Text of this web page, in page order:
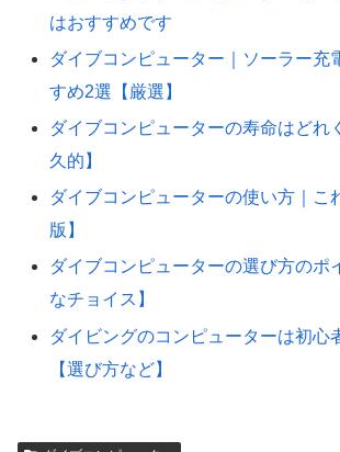
はおすすめです
ダイブコンピューター｜ソーラー充
すめ2選【厳選】
ダイブコンピューターの寿命はどれ
久的】
ダイブコンピューターの使い方｜こ
版】
ダイブコンピューターの選び方のポ
なチョイス】
ダイビングのコンピューターは初心
【選び方など】